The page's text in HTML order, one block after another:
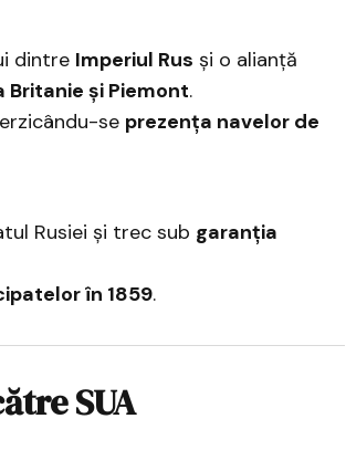
dintre Imperiul Rus și o alianță
Britanie și Piemont.
se prezența navelor de
Rusiei și trec sub garanția
în 1859.
SUA